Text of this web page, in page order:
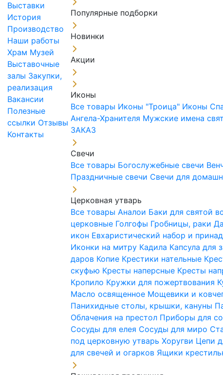
Выставки
История
Производство
Наши работы
Храм Музей
Выставочные
залы Закупки,
реализация
Вакансии
Полезные
ссылки Отзывы
Контакты
Популярные подборки
Новинки
Акции
Иконы
Все товары Иконы "Троица" Иконы
Ангела-Хранителя Мужские имена
ЗАКАЗ
Свечи
Все товары Богослужебные свечи
Праздничные свечи Свечи для
Церковная утварь
Все товарыАналои Баки для святой
церковные Голгофы Гробницы, раки
икон Евхаристический набор и
Иконки на митру Кадила Капсула для
даров Копие Крестики нательные
скуфью Кресты наперсные Кресты
Кропило Кружки для пожертвования
Масло освященное Мощевики и
Панихидные столы, крышки, кануны
Облачения на престол Приборы для
Сосуды для елея Сосуды для миро
под церковную утварьХоругви Цепи
для свечей и огарков Ящики